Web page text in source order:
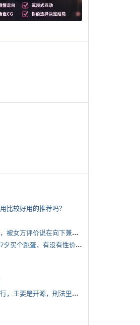
比较好用的推荐吗？
*
投入了很多精力经营的一段感情，被女方评价说在向下兼容我，感觉有点破防
*
想请教有经验的蛋友，想给媳妇7夕买个跳蛋，有没有性价比高的推荐
*
有啥搞钱的路子吗，开源节流都行，主要是开源，刑法里的咱不做